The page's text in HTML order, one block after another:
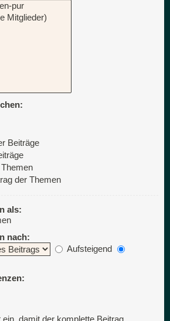
Beiträge
der Themen
als:
nach:
Aufsteigend